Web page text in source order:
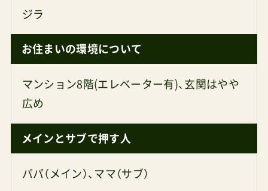
ジラ
お住まいの環境について
マンション8階(エレベーター有)、玄関はやや
広め
メインとサブで押す人
パパ（メイン）、ママ（サブ）